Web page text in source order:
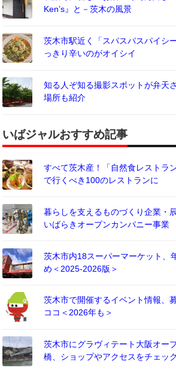
Ken’s』と－茨木の風景
茨木市駅近く「スパスパスパイシ
っきり辛いのがオイシイ
知る人ぞ知る撮影スポットが弁天
場所も紹介
いばジャルおすすめ記事
すべて茨木産！「自然食レストラ
で行くべき100のレストランに
暮らしを支えるものづくり企業・
いばらきオープンカンパニー事業
茨木市内18スーパーマーケット、
め＜2025-2026版＞
茨木市で開催するイベント情報、
ココ＜2026年も＞
茨木市にグラヴィテート大阪オー
橋、ショップやアクセスをチェック